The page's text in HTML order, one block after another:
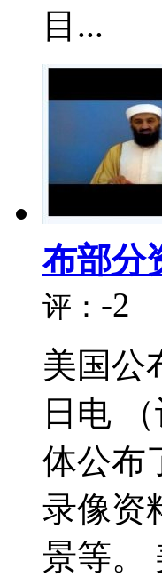
目...
布部分
评： -2
美国公
日电
体公布
录像资
景等。